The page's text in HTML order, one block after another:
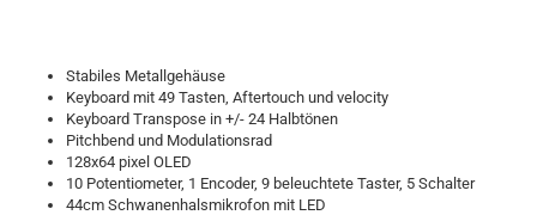
Stabiles Metallgehäuse
Keyboard mit 49 Tasten, Aftertouch und velocity
Keyboard Transpose in +/- 24 Halbtönen
Pitchbend und Modulationsrad
128x64 pixel OLED
10 Potentiometer, 1 Encoder, 9 beleuchtete Taster, 5 Schalter
44cm Schwanenhalsmikrofon mit LED